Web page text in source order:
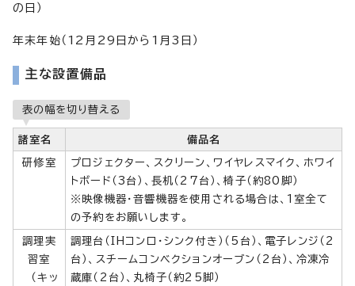
の日）
年末年始（12月29日から1月3日）
主な設置備品
表の幅を切り替える
諸室名 備品名
研修室
プロジェクター、スクリーン、ワイヤレスマイク、ホワイ
トボード（3台）、長机（27台）、椅子（約80脚）
※映像機器・音響機器を使用される場合は、1室全て
の予約をお願いします。
調理実
習室
（キッ
調理台（IHコンロ・シンク付き）（5台）、電子レンジ（2
台）、スチームコンベクションオーブン（2台）、冷凍冷
蔵庫（2台）、丸椅子（約25脚）